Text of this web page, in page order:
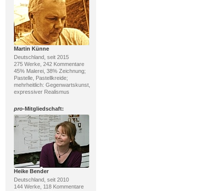
Martin Künne
Deutschland, seit 2015
275 Werke, 242 Kommentare
45% Malerei, 38% Zeichnung;
Pastelle, Pastellkreide;
mehrheitlich: Gegenwartskunst,
expressiver Realismus
pro-Mitgliedschaft:
Heike Bender
Deutschland, seit 2010
144 Werke, 118 Kommentare